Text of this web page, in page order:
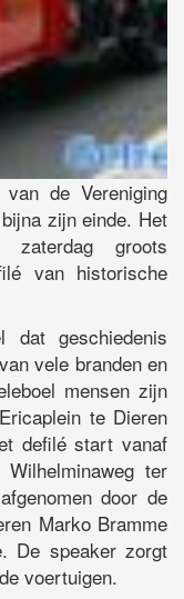
de Vereniging
zijn einde. Het
zaterdag groots
van historische
dat geschiedenis
vele branden en
mensen zijn
te Dieren
defilé start vanaf
ter
door de
Marko Bramme
De speaker zorgt
voertuigen.